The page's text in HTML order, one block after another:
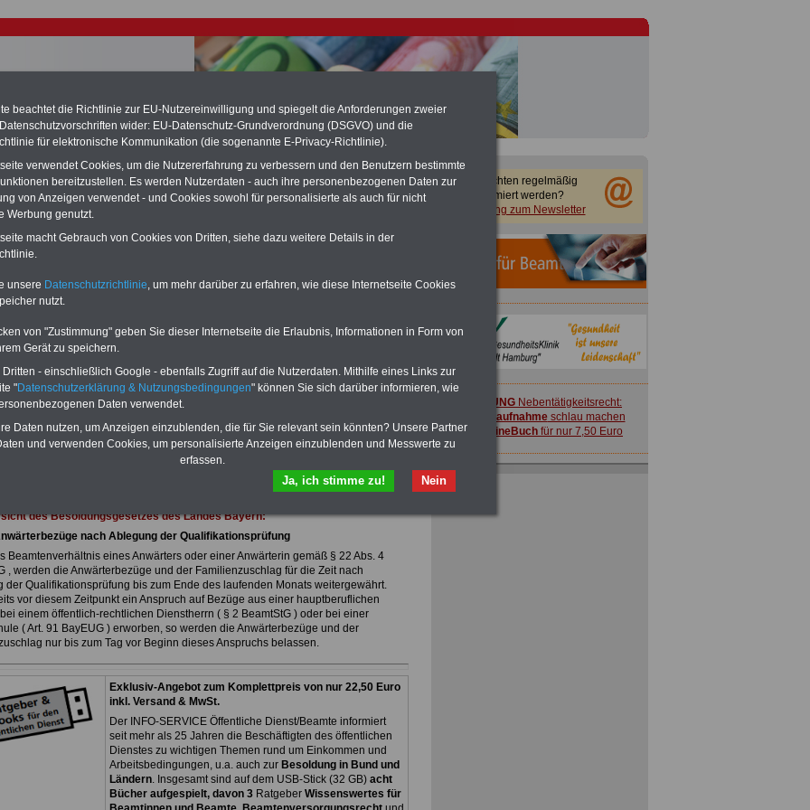
Reha - Recherchieren Sie mit dem "führenden" Klinikverzeichnis
führende Klinikverzeichnis rund um die Beihilfe" gibt ihnen Orientierung
nach der geeigneten Klinik für Ihre nächsten Reha. Sie können auch
von A bis Zsuchen. Beamtinnen und Beamte finden zudem
Angebote nach Gesundheitswochen..
des Landes Bayern: Artikel 76
nach Ablegung der Qualifikationsprüfung
OnlineServicefür 10 Euro
von 12 Monaten bleiben Sie in den
wichtigsten Fragen zum Öffentlichen
Dienst auf dem Laufenden: auch ein
öffentlichen Dienst ist enthalten. Der
OnlineService bietet 10 Bücher und
eBooks zum herunterladen, lesen
und ausdrucken
des Besoldungsgesetzes des Landes Bayern:
nach Ablegung der Qualifikationsprüfung
Beamtenverhältnis eines Anwärters oder einer Anwärterin gemäß § 22 Abs. 4
, werden die Anwärterbezüge und der Familienzuschlag für die Zeit nach
der Qualifikationsprüfung bis zum Ende des laufenden Monats weitergewährt.
vor diesem Zeitpunkt ein Anspruch auf Bezüge aus einer hauptberuflichen
einem öffentlich-rechtlichen Dienstherrn ( § 2 BeamtStG ) oder bei einer
( Art. 91 BayEUG ) erworben, so werden die Anwärterbezüge und der
nur bis zum Tag vor Beginn dieses Anspruchs belassen.
Exklusiv-Angebot zum Komplettpreis von nur 22,50 Euro
inkl. Versand & MwSt.
Der INFO-SERVICE Öffentliche Dienst/Beamte informiert
seit mehr als 25 Jahren die Beschäftigten des öffentlichen
Dienstes zu wichtigen Themen rund um Einkommen und
Arbeitsbedingungen, u.a. auch zur Besoldung in Bund und
Ländern. Insgesamt sind auf dem USB-Stick (32 GB) acht
Bücher aufgespielt, davon 3 Ratgeber Wissenswertes für
Sie möchten regelmäßig
informiert werden?
Anmeldung zum Newsletter
ACHTUNG Nebentätigkeitsrecht:
vor Jobaufnahmeschlau machen
>>>
OnlineBuch für nur 7,50 Euro
beachtet die Richtlinie zur EU-Nutzereinwilligung und spiegelt die Anforderungen zweier
wider: EU-Datenschutz-Grundverordnung (DSGVO) und die
für elektronische Kommunikation (die sogenannte E-Privacy-Richtlinie).
verwendet Cookies, um die Nutzererfahrung zu verbessern und den Benutzern bestimmte
bereitzustellen. Es werden Nutzerdaten - auch ihre personenbezogenen Daten zur
von Anzeigen verwendet - und Cookies sowohl für personalisierte als auch für nicht
Werbung genutzt.
macht Gebrauch von Cookies von Dritten, siehe dazu weitere Details in der
unsere Datenschutzrichtlinie, um mehr darüber zu erfahren, wie diese Internetseite Cookies
nutzt.
von "Zustimmung" geben Sie dieser Internetseite die Erlaubnis, Informationen in Form von
Gerät zu speichern.
- einschließlich Google - ebenfalls Zugriff auf die Nutzerdaten. Mithilfe eines Links zur
"Datenschutzerklärung & Nutzungsbedingungen" können Sie sich darüber informieren, wie
Daten verwendet.
Daten nutzen, um Anzeigen einzublenden, die für Sie relevant sein könnten? Unsere Partner
und verwenden Cookies, um personalisierte Anzeigen einzublenden und Messwerte zu
erfassen.
Nein
Ja, ich stimme zu!